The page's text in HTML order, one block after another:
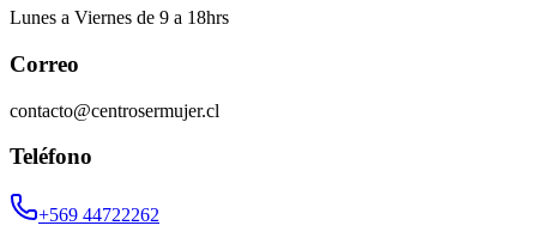
Lunes a Viernes de 9 a 18hrs
Correo
contacto@centrosermujer.cl
Teléfono
+569 44722262